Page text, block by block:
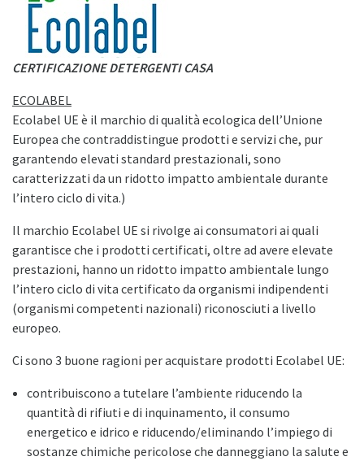
CERTIFICAZIONE DETERGENTI CASA
ECOLABEL
Ecolabel UE è il marchio di qualità ecologica dell’Unione
Europea che contraddistingue prodotti e servizi che, pur
garantendo elevati standard prestazionali, sono
caratterizzati da un ridotto impatto ambientale durante
l’intero ciclo di vita.)
Il marchio Ecolabel UE si rivolge ai consumatori ai quali
garantisce che i prodotti certificati, oltre ad avere elevate
prestazioni, hanno un ridotto impatto ambientale lungo
l’intero ciclo di vita certificato da organismi indipendenti
(organismi competenti nazionali) riconosciuti a livello
europeo.
Ci sono 3 buone ragioni per acquistare prodotti Ecolabel UE:
contribuiscono a tutelare l’ambiente riducendo la
quantità di rifiuti e di inquinamento, il consumo
energetico e idrico e riducendo/eliminando l’impiego di
sostanze chimiche pericolose che danneggiano la salute e